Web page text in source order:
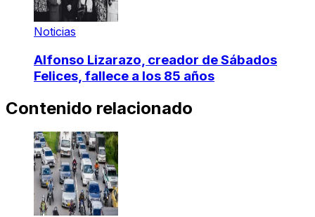
Noticias
Alfonso Lizarazo, creador de Sábados
Felices, fallece a los 85 años
Contenido relacionado